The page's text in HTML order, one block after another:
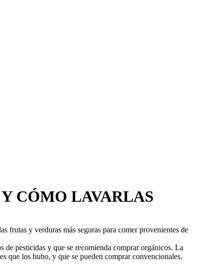
CÓMO LAVARLAS
frutas y verduras más seguras para comer provenientes de
pesticidas y que se recomienda comprar orgánicos. La
que los hubo, y que se pueden comprar convencionales.